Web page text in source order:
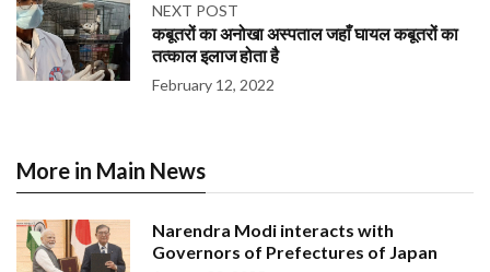
NEXT POST
कबूतरों का अनोखा अस्पताल जहाँ घायल कबूतरों का
तत्काल इलाज होता है
February 12, 2022
More in Main News
Narendra Modi interacts with
Governors of Prefectures of Japan